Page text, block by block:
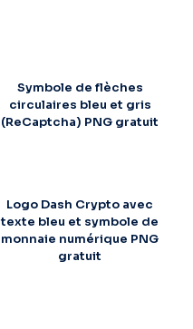
Symbole de flèches
circulaires bleu et gris
(ReCaptcha) PNG gratuit
Logo Dash Crypto avec
texte bleu et symbole de
monnaie numérique PNG
gratuit